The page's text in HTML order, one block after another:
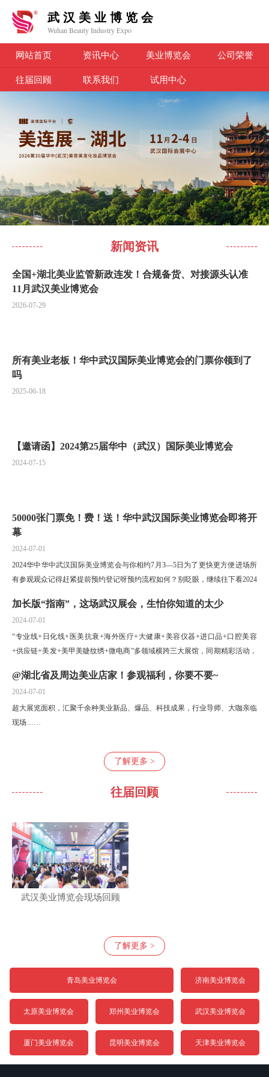
武汉美业博览会
Wuhan Beauty Industry Expo
网站首页 资讯中心 美业博览会 公司荣誉
往届回顾 联系我们 试用中心
新闻资讯
全国+湖北美业监管新政连发！合规备货、对接源头认准
11月武汉美业博览会
2026-07-29
所有美业老板！华中武汉国际美业博览会的门票你领到了
吗
2025-06-18
【邀请函】2024第25届华中（武汉）国际美业博览会
2024-07-15
50000张门票免！费！送！华中武汉国际美业博览会即将开
幕
2024-07-01
2024华中华中武汉国际美业博览会与你相约7月3—5日为了更快更方便进场所
有参观观众记得赶紧提前预约登记呀预约流程如何？别眨眼，继续往下看2024
加长版“指南”，这场武汉展会，生怕你知道的太少
2024-07-01
“专业线+日化线+医美抗衰+海外医疗+大健康+美容仪器+进口品+口腔美容
+供应链+美发+美甲美睫纹绣+微电商”多领域横跨三大展馆，同期精彩活动，
@湖北省及周边美业店家！参观福利，你要不要~
2024-07-01
超大展览面积，汇聚千余种美业新品、爆品、科技成果，行业导师、大咖亲临
现场……
了解更多 >
往届回顾
武汉美业博览会现场回顾
了解更多 >
青岛美业博览会 济南美业博览会
太原美业博览会 郑州美业博览会 武汉美业博览会
厦门美业博览会 昆明美业博览会 天津美业博览会